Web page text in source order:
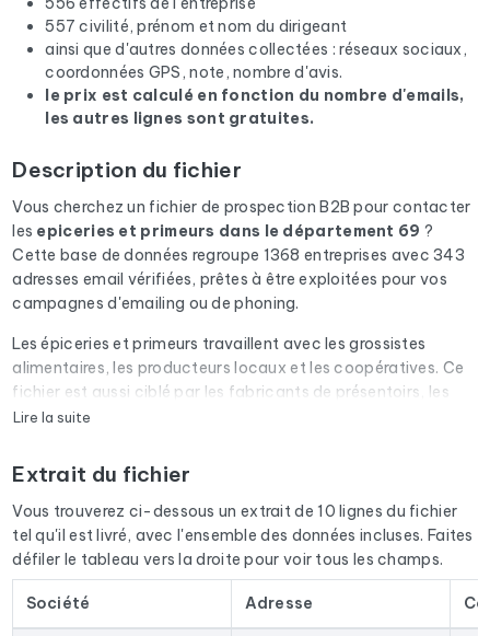
557 civilité, prénom et nom du dirigeant
ainsi que d'autres données collectées : réseaux sociaux,
coordonnées GPS, note, nombre d'avis.
le prix est calculé en fonction du nombre d'emails,
les autres lignes sont gratuites.
Description du fichier
Vous cherchez un fichier de prospection B2B pour contacter
les epiceries et primeurs dans le département 69 ?
Cette base de données regroupe 1368 entreprises avec 343
adresses email vérifiées, prêtes à être exploitées pour vos
campagnes d'emailing ou de phoning.
Les épiceries et primeurs travaillent avec les grossistes
alimentaires, les producteurs locaux et les coopératives. Ce
fichier est aussi ciblé par les fabricants de présentoirs, les
éditeurs de logiciels de caisse et les fournisseurs de sacs.
automatique via Cleanmylist.email avant d'être inclus. Les
adresses invalides, les boîtes pleines et les domaines expirés
sont retirés. Résultat : un taux de bounce bas et des
campagnes qui arrivent en boîte de réception.
Le fichier ne se limite pas aux emails. Pour chaque entreprise,
Lire la suite
Extrait du fichier
Vous trouverez ci-dessous un extrait de 10 lignes du fichier
tel qu'il est livré, avec l'ensemble des données incluses. Faites
défiler le tableau vers la droite pour voir tous les champs.
Société Adresse